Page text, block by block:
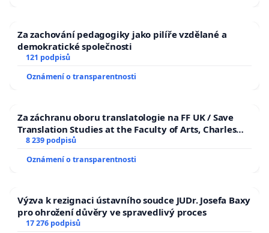
Za zachování pedagogiky jako pilíře vzdělané a
demokratické společnosti
121 podpisů
Oznámení o transparentnosti
Za záchranu oboru translatologie na FF UK / Save
Translation Studies at the Faculty of Arts, Charles
University
8 239 podpisů
Oznámení o transparentnosti
Výzva k rezignaci ústavního soudce JUDr. Josefa Baxy
pro ohrožení důvěry ve spravedlivý proces
17 276 podpisů